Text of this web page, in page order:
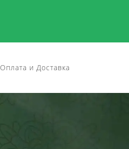
Оплата и Доставка